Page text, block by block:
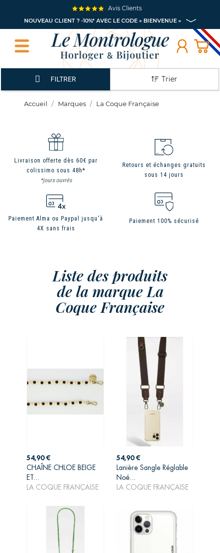
NOUVEAU CLIENT ? -10%* AVEC LE CODE « BIENVENUE »
Avis Clients
FILTRER Trier
Accueil Marques La Coque Française
Livraison offerte dès 60€ par
colissimo sous 48h*
*jours ouvrés
Retours et échanges gratuits
sous 14 jours
Paiement Alma ou Paypal jusqu'à
4X sans frais
Paiement 100% sécurisé
Liste des produits
de la marque La
Coque Française
Prix
54,90 €
CHAÎNE CHLOE BEIGE
ET...
LA COQUE FRANÇAISE
AJOUTER AU
Prix
54,90 €
Lanière Sangle Réglable
Noé...
LA COQUE FRANÇAISE
AJOUTER AU